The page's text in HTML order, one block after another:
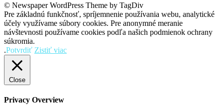
© Newspaper WordPress Theme by TagDiv
Pre základnú funkčnosť, spríjemnenie používania webu, analytické
účely využívame súbory cookies. Pre anonymné meranie
návštevnosti používame cookies podľa našich podmienok ochrany
súkromia.
.Potvrdiť Zistiť viac
Close
Privacy Overview